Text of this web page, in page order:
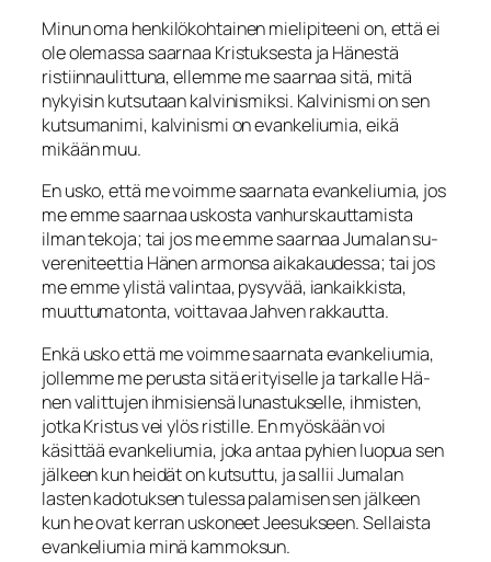
Minun oma henkilökohtainen mielipiteeni on, että ei
ole olemassa saarnaa Kristuk­sesta ja Hänestä
ristiinnaulittuna, ellemme me saarnaa sitä, mitä
nykyisin kutsutaan kalvinismiksi. Kalvinismi on sen
kutsumanimi, kalvinismi on evankeliumia, eikä
mikään muu.
En usko, että me voimme saarnata evankeliumia, jos
me emme saar­naa uskosta vanhurskauttamista
ilman tekoja; tai jos me emme saarnaa Jumalan su­
vereniteettia Hänen armonsa aikakaudessa; tai jos
me emme ylistä valintaa, pysy­vää, iankaikkista,
muuttumatonta, voittavaa Jahven rakkautta.
Enkä usko että me voimme saarnata evankeliumia,
jollemme me perusta sitä erityiselle ja tarkalle Hä­
nen valittujen ihmisiensä lunastukselle, ihmisten,
jotka Kristus vei ylös ristille. En myöskään voi
käsittää evankeliumia, joka antaa pyhien luopua sen
jälkeen kun hei­dät on kutsuttu, ja sallii Jumalan
lasten kadotuksen tulessa palamisen sen jälkeen
kun he ovat kerran uskoneet Jeesukseen. Sellaista
evankeliumia minä kammoksun.